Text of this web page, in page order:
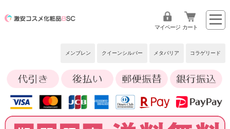
メンブレン クイーンシルバー メタバリア コラゲリード
マイページ カート